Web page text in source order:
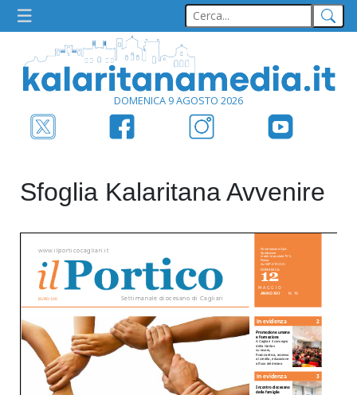
DOMENICA 9 AGOSTO 2026
Sfoglia Kalaritana Avvenire